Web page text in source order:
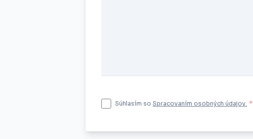
Súhlasím so Spracovaním osobných údajov. *